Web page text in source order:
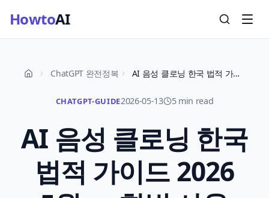
HowtoAI
ChatGPT 완전정복 AI 음성 클로닝 한국 법적 가이드 2026 5월 — 합법 사용 7가지 체크리스트
CHATGPT-GUIDE2026-05-13 5 min read
AI 음성 클로닝 한국
법적 가이드 2026